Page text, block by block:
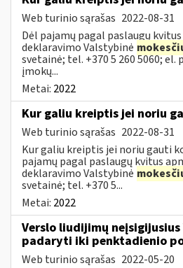
Web turinio sąrašas 2022-08-31
Dėl pajamų pagal paslaugų
deklaravimo Valstybinė
svetainė; tel. +370 5 260 5060; el.
įmokų...
Metai: 2022
Kur galiu kreiptis jei noriu
Web turinio sąrašas 2022-08-31
Kur galiu kreiptis jei noriu gauti
pajamų pagal paslaugų kvitus
deklaravimo Valstybinė
svetainė; tel. +370 5...
Metai: 2022
Verslo liudijimų neįsigijusius
padaryti iki penktadienio
Web turinio sąrašas 2022-05-20